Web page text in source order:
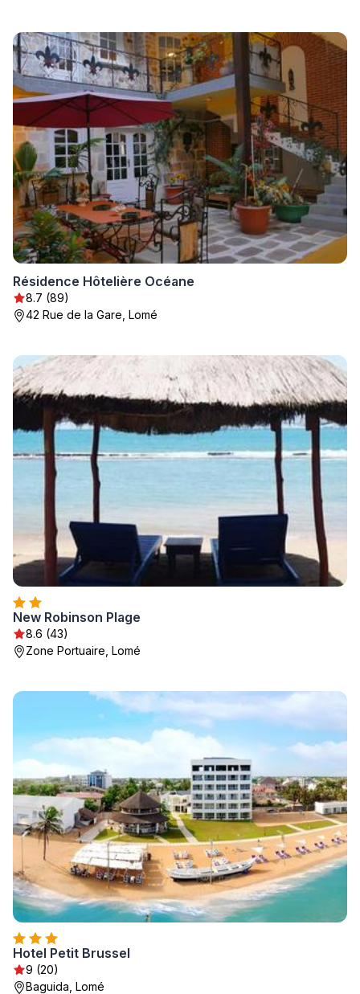
Résidence Hôtelière Océane
8.7 (89)
42 Rue de la Gare, Lomé
New Robinson Plage
8.6 (43)
Zone Portuaire, Lomé
Hotel Petit Brussel
9 (20)
Baguida, Lomé